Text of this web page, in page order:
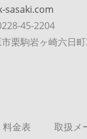
sasaki.com
45-2204
栗駒岩ヶ崎六日
料金表 取扱メ